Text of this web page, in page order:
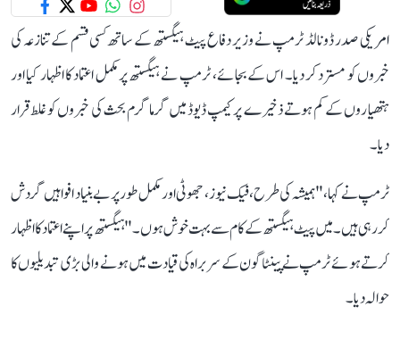
امریکی صدر ڈونالڈ ٹرمپ نے وزیر دفاع پیٹ ہیگستھ کے ساتھ کسی قسم کے تنازعہ کی
خبروں کو مسترد کر دیا۔ اس کے بجائے، ٹرمپ نے ہیگستھ پر مکمل اعتماد کا اظہار کیا اور
ہتھیاروں کے کم ہوتے ذخیرے پر کیمپ ڈیوڈ میں گرما گرم بحث کی خبروں کو غلط قرار
دیا۔
ٹرمپ نے کہا، "ہمیشہ کی طرح، فیک نیوز ، جھوٹی اور مکمل طور پر بے بنیاد افواہیں گردش
کر رہی ہیں۔ میں پیٹ ہیگستھ کے کام سے بہت خوش ہوں۔" ہیگستھ پر اپنے اعتماد کا اظہار
کرتے ہوئے ٹرمپ نے پینٹاگون کے سربراہ کی قیادت میں ہونے والی بڑی تبدیلیوں کا
حوالہ دیا۔